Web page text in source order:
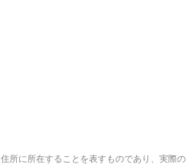
所に所在することを表すものであり、実際の